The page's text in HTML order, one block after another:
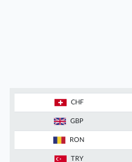
CHF
GBP
RON
TRY